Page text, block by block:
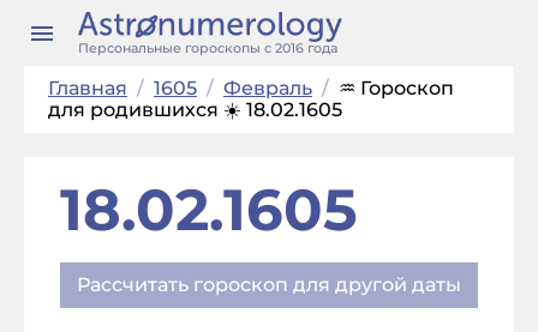
Персональные гороскопы с 2016 года
Главная / 1605 / Февраль / ♒ Гороскоп
для родившихся ☀️ 18.02.1605
18.02.1605
Рассчитать гороскоп для другой даты